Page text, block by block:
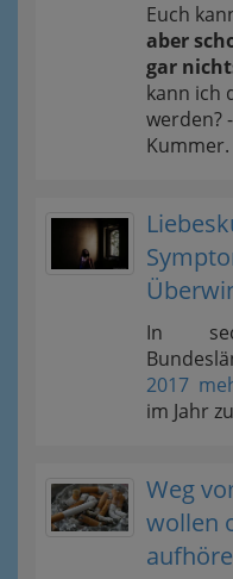
Euch
aber
gar
kann ich
werden?
Kummer.
In
2017
im Jahr
Weg
wollen